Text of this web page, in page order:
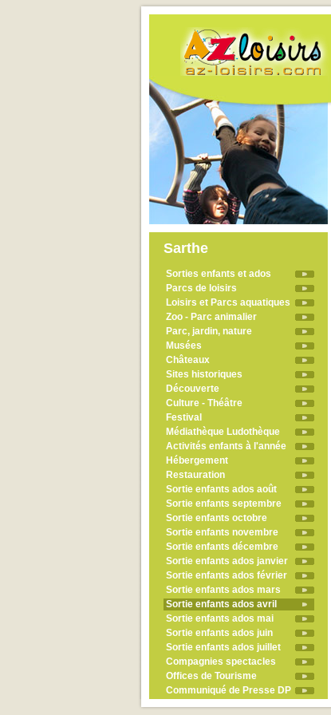
Sarthe
Sorties enfants et ados
Parcs de loisirs
Loisirs et Parcs aquatiques
Zoo - Parc animalier
Parc, jardin, nature
Musées
Châteaux
Sites historiques
Découverte
Culture - Théâtre
Festival
Médiathèque Ludothèque
Activités enfants à l'année
Hébergement
Restauration
Sortie enfants ados août
Sortie enfants septembre
Sortie enfants octobre
Sortie enfants novembre
Sortie enfants décembre
Sortie enfants ados janvier
Sortie enfants ados février
Sortie enfants ados mars
Sortie enfants ados avril
Sortie enfants ados mai
Sortie enfants ados juin
Sortie enfants ados juillet
Compagnies spectacles
Offices de Tourisme
Communiqué de Presse DP